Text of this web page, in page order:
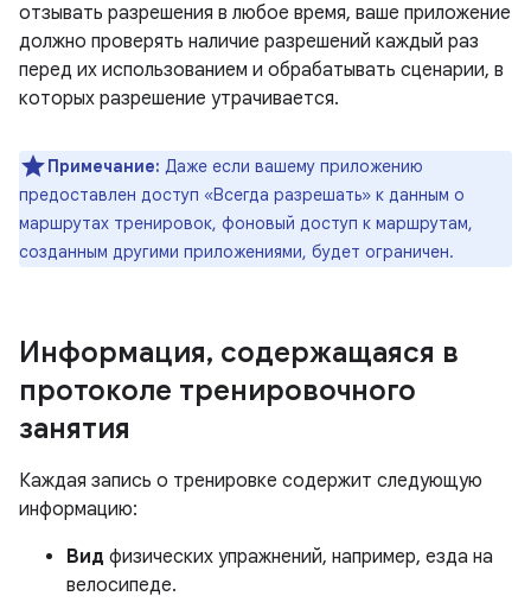
отзывать разрешения в любое время, ваше приложение
должно проверять наличие разрешений каждый раз
перед их использованием и обрабатывать сценарии, в
которых разрешение утрачивается.
Примечание: Даже если вашему приложению
предоставлен доступ «Всегда разрешать» к данным о
маршрутах тренировок, фоновый доступ к маршрутам,
созданным другими приложениями, будет ограничен.
Информация, содержащаяся в
протоколе тренировочного
занятия
Каждая запись о тренировке содержит следующую
информацию:
Вид физических упражнений, например, езда на
велосипеде.